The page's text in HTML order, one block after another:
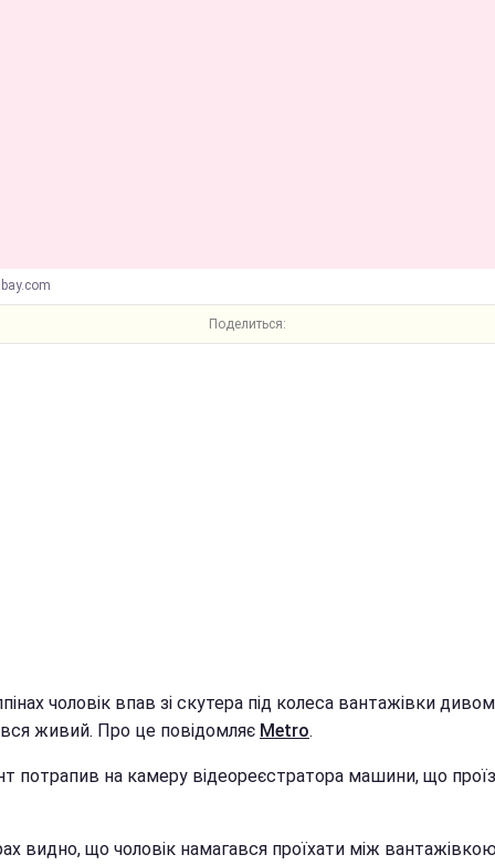
Поделиться:
чоловік впав зі скутера під колеса вантажівки дивом
живий. Про це повідомляє Metro.
потрапив на камеру відеореєстратора машини, що
видно, що чоловік намагався проїхати між вантажівкою